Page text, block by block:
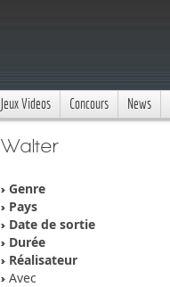
Jeux Videos Concours News
Walter
Genre
Pays
Date de sortie
Durée
Réalisateur
Avec